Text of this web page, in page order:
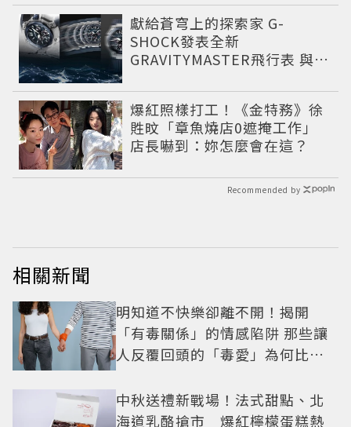
獻給蒼穹上的探索家 G-
SHOCK發表全新
GRAVITYMASTER飛行表 與天
爆紅照樣打工！《金特務》徐
貹旼「章魚燒店0遮掩工作」
店長嚇到：妳怎麼會在這？
Recommended by
相關新聞
明知道不快樂卻離不開！揭開
「有毒關係」的情感陷阱 那些讓
人反覆回頭的「毒愛」為何比菸
中秋送禮新戰場！法式甜點、北
海道乳酪搶市 爆紅檸檬蛋糕熱